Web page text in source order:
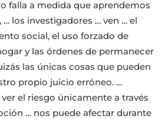
falla a medida que aprendemos
… los investigadores … ven … el
social, el uso forzado de
y las órdenes de permanecer
las únicas cosas que pueden
propio juicio erróneo. …
el riesgo únicamente a través
… nos puede afectar durante